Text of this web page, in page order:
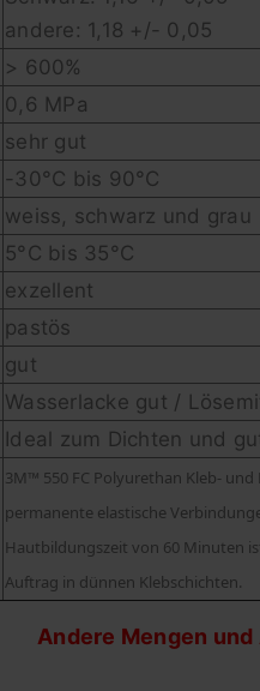
andere: 1,18 +/- 0,05
> 600%
0,6 MPa
sehr gut
-30°C bis 90°C
weiss, schwarz und grau
5°C bis 35°C
exzellent
pastös
gut
Wasserlacke gut /
Ideal zum Dichten und
3M™ 550 FC Polyurethan Kleb-
permanente elastische
Hautbildungszeit von 60 Minuten
Auftrag in dünnen Klebschichten.
Andere Mengen